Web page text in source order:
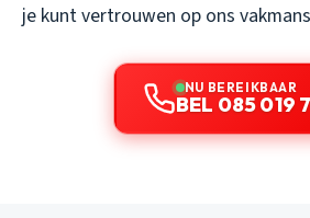
je kunt vertrouwen op ons
NU BEREIKBAAR
BEL 085 019